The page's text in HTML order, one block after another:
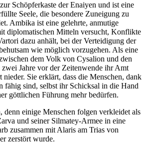
Schöpferkaste der Enaiyen und ist eine
Seele, die besondere Zuneigung zu
Ambika ist eine gelehrte, anmutige
diplomatischen Mitteln versucht, Konflikte
dazu anhält, bei der Verteidigung der
wie möglich vorzugehen. Als eine
dem Volk von Cysalion und den
Jahre vor der Zeitenwende ihr Amt
Sie erklärt, dass die Menschen, dank
fähig sind, selbst ihr Schicksal in die Hand
göttlichen Führung mehr bedürfen.
denn einige Menschen folgen verkleidet als
und seiner Silmatey-Armee in eine
zusammen mit Alaris am Trias von
zerstört wurde.